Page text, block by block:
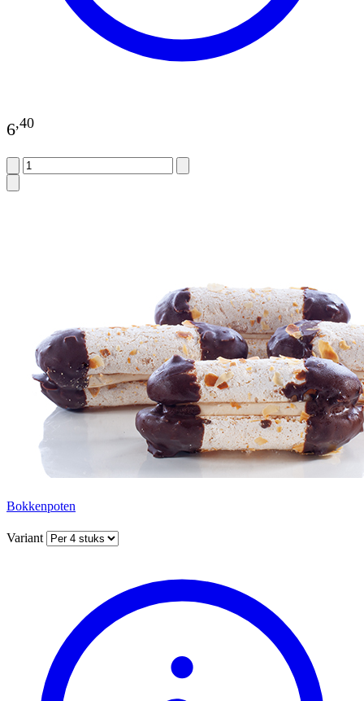
6,40
Bokkenpoten
Variant